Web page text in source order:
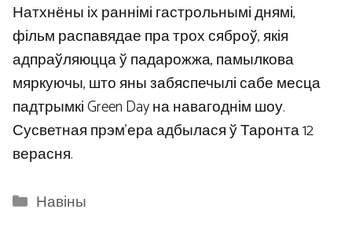
Натхнёны іх раннімі гастрольнымі днямі,
фільм распавядае пра трох сяброў, якія
адпраўляюцца ў падарожжа, памылкова
мяркуючы, што яны забяспечылі сабе месца
падтрымкі Green Day на навагоднім шоу.
Сусветная прэм’ера адбылася ў Таронта 12
верасня.
Categories
Навіны